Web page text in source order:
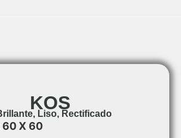
KOS
, Liso, Rectificado
60 X 60